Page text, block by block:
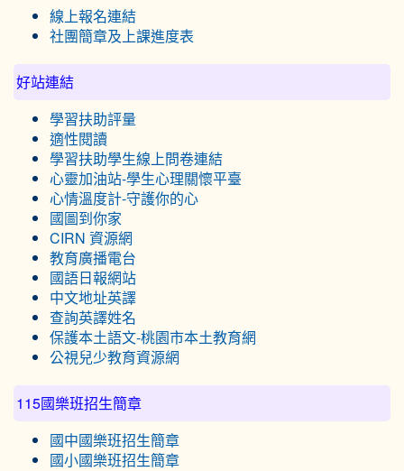
線上報名連結
社團簡章及上課進度表
好站連結
學習扶助評量
適性閱讀
學習扶助學生線上問卷連結
心靈加油站-學生心理關懷平臺
心情溫度計-守護你的心
國圖到你家
CIRN 資源網
教育廣播電台
國語日報網站
中文地址英譯
查詢英譯姓名
保護本土語文-桃園市本土教育網
公視兒少教育資源網
115國樂班招生簡章
國中國樂班招生簡章
國小國樂班招生簡章